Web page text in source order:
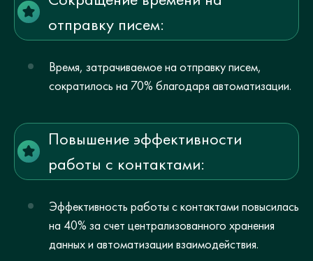
отправку писем:
Время, затрачиваемое на отправку писем,
сократилось на 70% благодаря автоматизации.
Повышение эффективности
работы с контактами:
Эффективность работы с контактами повысилась
на 40% за счет централизованного хранения
данных и автоматизации взаимодействия.